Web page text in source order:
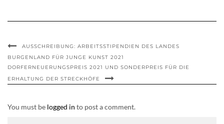
AUSSCHREIBUNG: ARBEITSSTIPENDIEN DES LANDES
BURGENLAND FÜR JUNGE KUNST 2021
DORFERNEUERUNGSPREIS 2021 UND SONDERPREIS FÜR DIE
ERHALTUNG DER STRECKHÖFE
You must be logged in to post a comment.